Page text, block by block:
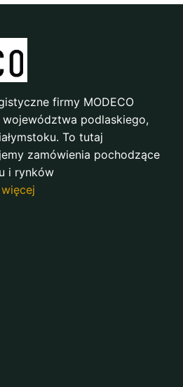
firmy MODECO
podlaskiego,
To tutaj
zamówienia pochodzące
i rynków
więcej